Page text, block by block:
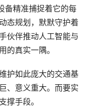
备精准捕捉着它的每
态规划，默默守护着
伙伴推动人工智能与
的真实一隅。
护如此庞大的交通基
、意义重大。而要实
撑手段。